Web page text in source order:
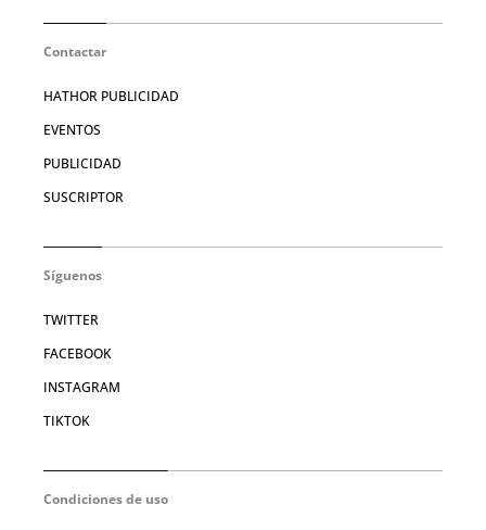
Contactar
HATHOR PUBLICIDAD
EVENTOS
PUBLICIDAD
SUSCRIPTOR
Síguenos
TWITTER
FACEBOOK
INSTAGRAM
TIKTOK
Condiciones de uso